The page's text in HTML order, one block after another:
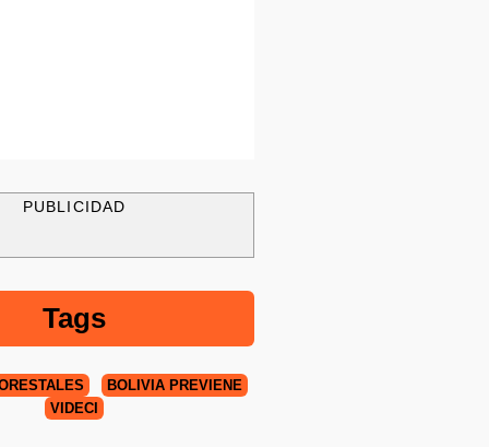
PUBLICIDAD
Tags
BOLIVIA PREVIENE
VIDECI